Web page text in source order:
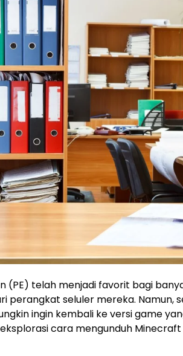
(PE) telah menjadi favorit bagi
perangkat seluler mereka.
ingin kembali ke versi game
cara mengunduh